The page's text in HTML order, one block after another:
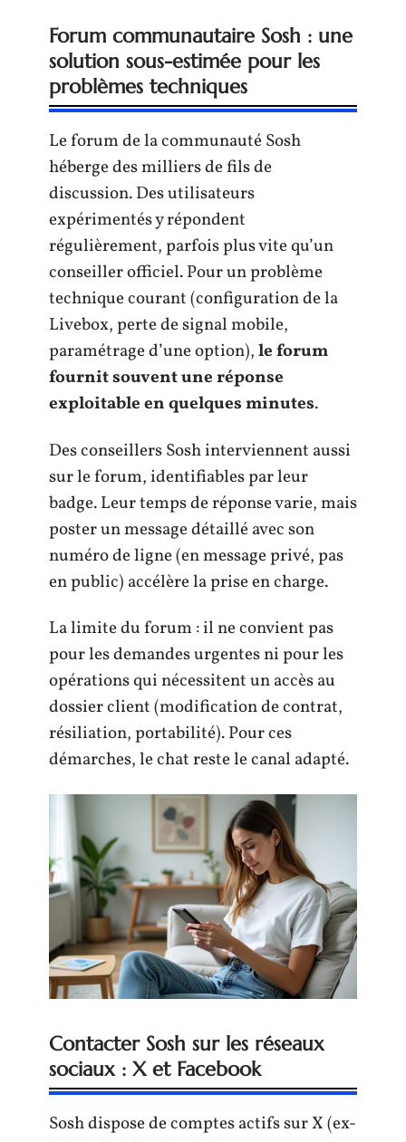
Forum communautaire Sosh : une
solution sous-estimée pour les
problèmes techniques
Le forum de la communauté Sosh
héberge des milliers de fils de
discussion. Des utilisateurs
expérimentés y répondent
régulièrement, parfois plus vite qu’un
conseiller officiel. Pour un problème
technique courant (configuration de la
Livebox, perte de signal mobile,
paramétrage d’une option),le forum
fournit souvent une réponse
exploitable en quelques minutes.
Des conseillers Sosh interviennent aussi
sur le forum, identifiables par leur
badge. Leur temps de réponse varie, mais
poster un message détaillé avec son
numéro de ligne (en message privé, pas
en public) accélère la prise en charge.
La limite du forum : il ne convient pas
pour les demandes urgentes ni pour les
opérations qui nécessitent un accès au
dossier client (modification de contrat,
résiliation, portabilité). Pour ces
démarches, le chat reste le canal adapté.
Contacter Sosh sur les réseaux
sociaux : X et Facebook
Sosh dispose de comptes actifs sur X (ex-